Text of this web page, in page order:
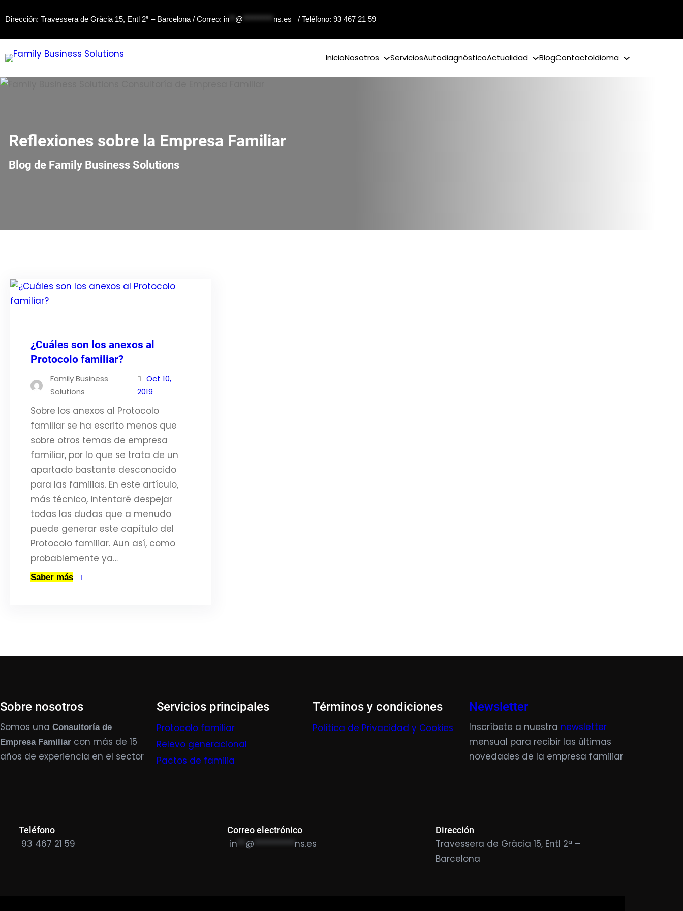
al
contenido
Dirección: Travessera de Gràcia 15, Entl 2ª – Barcelona / Correo: in @ ns.es / Teléfono: 93 467 21 59
InicioNosotros ServiciosAutodiagnósticoActualidad BlogContactoIdioma
Reflexiones sobre la Empresa Familiar
Blog de Family Business Solutions
¿Cuáles son los anexos al
Protocolo familiar?
Family Business
Solutions
Oct 10,
2019
Sobre los anexos al Protocolo
familiar se ha escrito menos que
sobre otros temas de empresa
familiar, por lo que se trata de un
apartado bastante desconocido
para las familias. En este artículo,
más técnico, intentaré despejar
todas las dudas que a menudo
puede generar este capítulo del
Protocolo familiar. Aun así, como
probablemente ya…
Saber más
Sobre nosotros
Somos una Consultoría de
Empresa Familiar con más de 15
años de experiencia en el sector
Servicios principales
Protocolo familiar
Relevo generacional
Pactos de familia
Términos y condiciones
Política de Privacidad y Cookies
Newsletter
Inscríbete a nuestra newsletter
mensual para recibir las últimas
novedades de la empresa familiar
Teléfono
93 467 21 59
Correo electrónico
in @ ********** ns.es
Dirección
Travessera de Gràcia 15, Entl 2ª –
Barcelona